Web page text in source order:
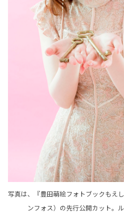
写真は、『豊田萌絵フォトブックもえ
ンフォス）の先行公開カット。